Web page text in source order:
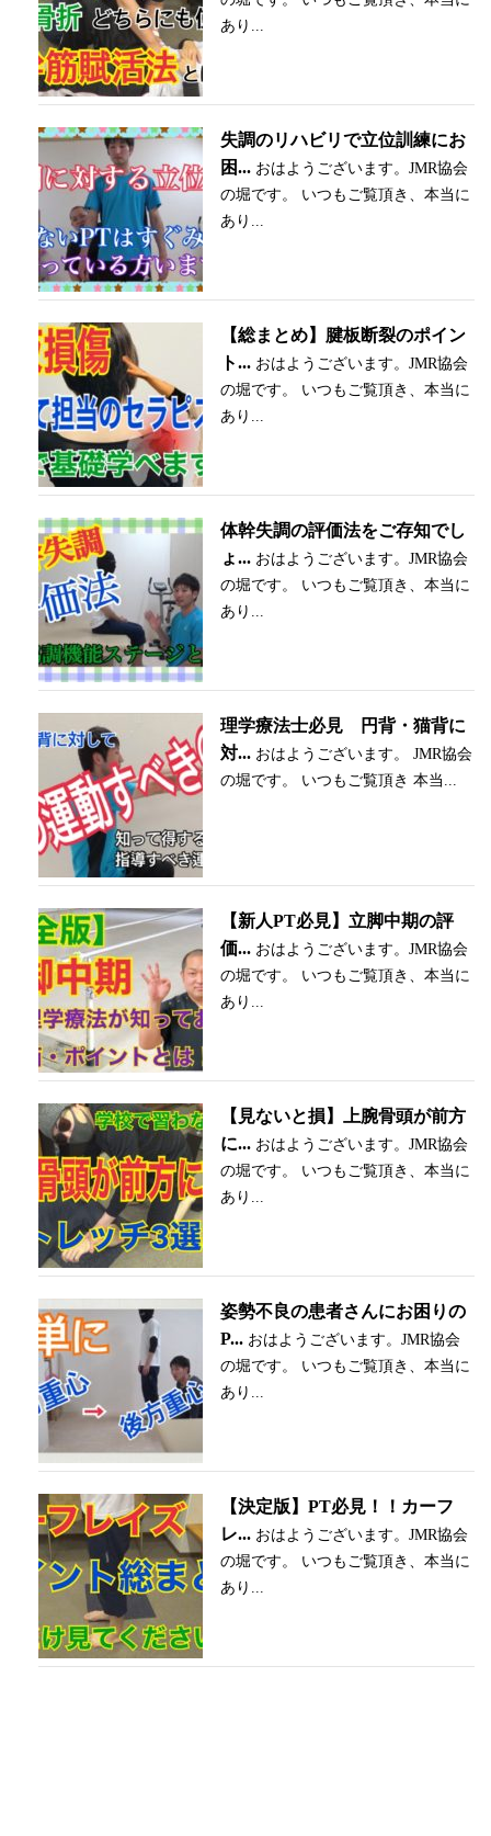
あり...
失調のリハビリで立位訓練にお
困... おはようございます。JMR協会
の堀です。 いつもご覧頂き、本当に
あり...
【総まとめ】腱板断裂のポイン
ト... おはようございます。JMR協会
の堀です。 いつもご覧頂き、本当に
あり...
体幹失調の評価法をご存知でし
ょ... おはようございます。JMR協会
の堀です。 いつもご覧頂き、本当に
あり...
理学療法士必見 円背・猫背に
対... おはようございます。 JMR協会
の堀です。 いつもご覧頂き 本当...
【新人PT必見】立脚中期の評
価... おはようございます。JMR協会
の堀です。 いつもご覧頂き、本当に
あり...
【見ないと損】上腕骨頭が前方
に... おはようございます。JMR協会
の堀です。 いつもご覧頂き、本当に
あり...
姿勢不良の患者さんにお困りの
P... おはようございます。JMR協会
の堀です。 いつもご覧頂き、本当に
あり...
【決定版】PT必見！！カーフ
レ... おはようございます。JMR協会
の堀です。 いつもご覧頂き、本当に
あり...